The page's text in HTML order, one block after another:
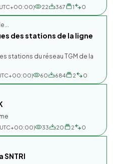
22 367 1 0
des stations de la ligne
stations du réseau TGM de la
60 684 2 0
33 20 2 0
SNTRI